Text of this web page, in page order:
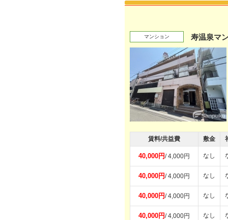
マンション 寿温泉マ
賃料/共益費 敷金
40,000円/ 4,000円 なし
40,000円/ 4,000円 なし
40,000円/ 4,000円 なし
40,000円/ 4,000円 なし